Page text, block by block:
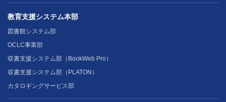
教育支援システム本部
図書館システム部
OCLC事業部
収書支援システム部（BookWeb Pro）
収書支援システム部（PLATON）
カタロギングサービス部